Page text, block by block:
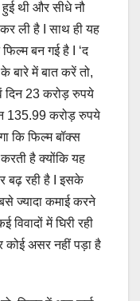
हुई थी और सीधे नौ
ली है I साथ ही यह
बन गई है I ‘द
बारे में बात करें तो,
दिन 23 करोड़ रुपये
करोड़ रुपये
कि फिल्म बॉक्स
है क्योंकि यह
बढ़ रही है I इसके
ज्यादा कमाई करने
में घिरी रही
असर नहीं पड़ा है